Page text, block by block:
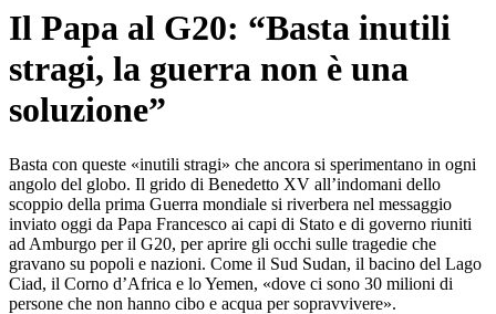
Il Papa al G20: “Basta inutili
stragi, la guerra non è una
soluzione”
Basta con queste «inutili stragi» che ancora si sperimentano in ogni
angolo del globo. Il grido di Benedetto XV all’indomani dello
scoppio della prima Guerra mondiale si riverbera nel messaggio
inviato oggi da Papa Francesco ai capi di Stato e di governo riuniti
ad Amburgo per il G20, per aprire gli occhi sulle tragedie che
gravano su popoli e nazioni. Come il Sud Sudan, il bacino del Lago
Ciad, il Corno d’Africa e lo Yemen, «dove ci sono 30 milioni di
persone che non hanno cibo e acqua per sopravvivere».